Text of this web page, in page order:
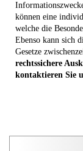
können eine
welche die
Ebenso kann sich
Gesetze
rechtssichere
kontaktieren Sie